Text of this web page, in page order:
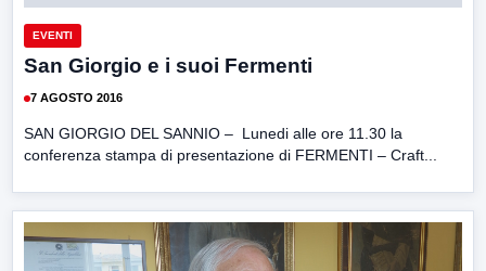
EVENTI
San Giorgio e i suoi Fermenti
7 AGOSTO 2016
SAN GIORGIO DEL SANNIO – Lunedi alle ore 11.30 la
conferenza stampa di presentazione di FERMENTI – Craft...